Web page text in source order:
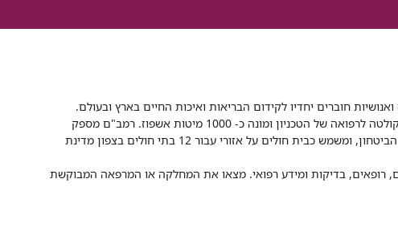
חוברים יחדיו לקידום הבריאות ואיכות החיים בארץ ובעולם.
רמב"ם הוא בית חולים ממשלתי אקדמי, המסונף לפקולטה לרפואה של הטכניון ומונה כ- 1000 מיטות אשפוז. רמב"ם מספק
שירותי רפואה לכ-2,700,000 תושבים, צה"ל וכוחות הביטחון, ומשמש כבית חולים על אזורי עבור 12 בתי חולים בצפון מדינת
רופאים, בדיקות ומידע רפואי. מצאו את המחלקה או המרפאה המבוקשת